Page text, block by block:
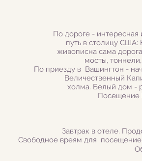
По дороге - интересная
путь в столицу
живописна сама
мосты,
По приезду в Вашингтон -
Величественный
холма. Белый дом -
Посещение
Завтрак в отеле.
Свободное вреям для посещение